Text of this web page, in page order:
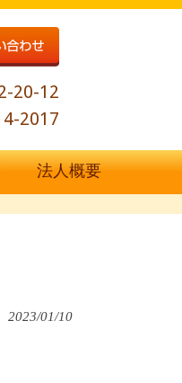
20-12
2017
法人概要
2023/01/10